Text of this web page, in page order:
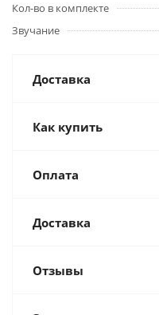
Кол-во в комплекте
Звучание
Доставка
Как купить
Оплата
Доставка
Отзывы